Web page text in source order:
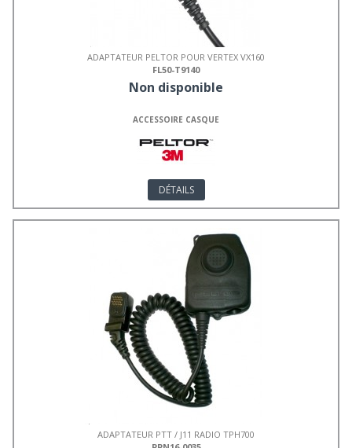
ADAPTATEUR PELTOR POUR VERTEX VX160
FL50-T9140
Non disponible
ACCESSOIRE CASQUE
DÉTAILS
ADAPTATEUR PTT / J11 RADIO TPH700